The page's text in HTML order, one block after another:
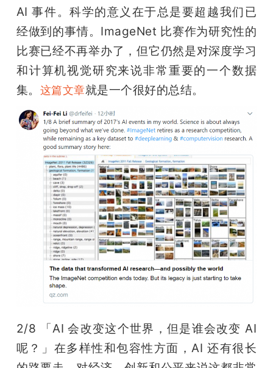
AI 事件。科学的意义在于总是要超越我们已
经做到的事情。ImageNet 比赛作为研究性的
比赛已经不再举办了，但它仍然是对深度学习
和计算机视觉研究来说非常重要的一个数据
集。 这篇文章就是一个很好的总结。
2/8 「AI 会改变这个世界，但是谁会改变 AI
呢？」在多样性和包容性方面，AI 还有很长